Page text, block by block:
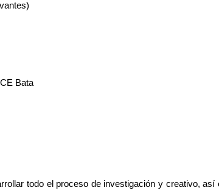
Bata
todo el proceso de investigación y creativo, así